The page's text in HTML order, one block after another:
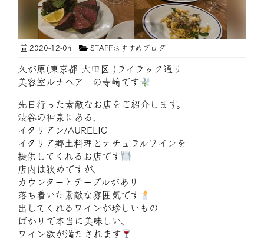
2020-12-04 STAFFおすすめブログ
久が原(東京都 大田区 )ライラック通り
美容室ルナヘアーの寺﨑です
先日行った素敵なお店をご紹介します。
渋谷の神泉にある、
イタリアン/AURELIO
イタリア郷土料理とナチュラルワインを
提供してくれるお店です
店内は狭めですが、
カウンターとテーブルがあり
落ち着いた素敵な雰囲気です
出してくれるワインが珍しいもの
ばかりで本当に美味しい、
ワイン欲が満たされます